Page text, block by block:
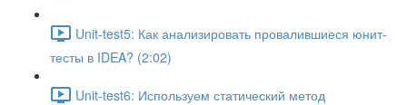
Unit-test5: Как анализировать провалившиеся юнит-
тесты в IDEA? (2:02)
Unit-test6: Используем статический метод